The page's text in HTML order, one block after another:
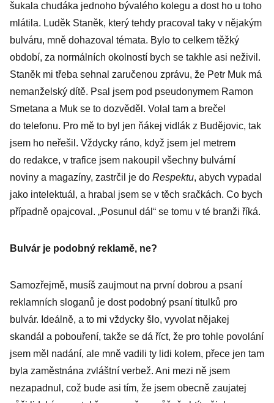
šukala chudáka jednoho bývalého kolegu a dost ho u toho
mlátila. Luděk Staněk, který tehdy pracoval taky v nějakým
bulváru, mně dohazoval témata. Bylo to celkem těžký
období, za normálních okolností bych se takhle asi neživil.
Staněk mi třeba sehnal zaručenou zprávu, že Petr Muk má
nemanželský dítě. Psal jsem pod pseudonymem Ramon
Smetana a Muk se to dozvěděl. Volal tam a brečel
do telefonu. Pro mě to byl jen ňákej vidlák z Budějovic, tak
jsem ho neřešil. Vždycky ráno, když jsem jel metrem
do redakce, v trafice jsem nakoupil všechny bulvární
noviny a magazíny, za­strčil je do Respektu, abych vypadal
jako intelektuál, a hrabal jsem se v těch sračkách. Co bych
případně opajcoval. „Posunul dál“ se tomu v té branži říká.
Bulvár je podobný reklamě, ne?
Samozřejmě, musíš zaujmout na první dobrou a psaní
reklamních sloganů je dost podobný psaní titulků pro
bulvár. Ideálně, a to mi vždycky šlo, vyvolat nějakej
skandál a pobouření, takže se dá říct, že pro tohle povolání
jsem měl nadání, ale mně vadili ty lidi kolem, přece jen tam
byla zaměstnána zvláštní verbež. Ani mezi ně jsem
nezapadnul, což bude asi tím, že jsem obecně zaujatej